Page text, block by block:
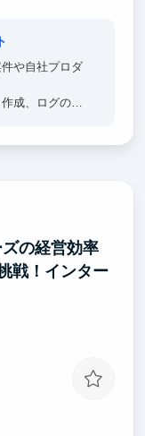
や自社プロダ
成、ログの一
の経営効率
戦！インター